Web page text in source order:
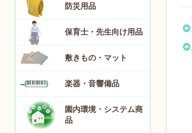
防災用品
保育士・先生向け用品
敷きもの・マット
楽器・音響備品
園内環境・システム商
品